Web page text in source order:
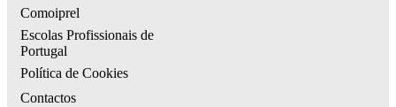
Comoiprel
Escolas Profissionais de
Portugal
Política de Cookies
Contactos